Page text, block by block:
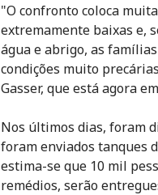
"O confronto coloca
extremamente baixas e,
água e abrigo, as
condições muito
Gasser, que está agora
Nos últimos dias, foram
foram enviados tanques
estima-se que 10 mil
remédios, serão